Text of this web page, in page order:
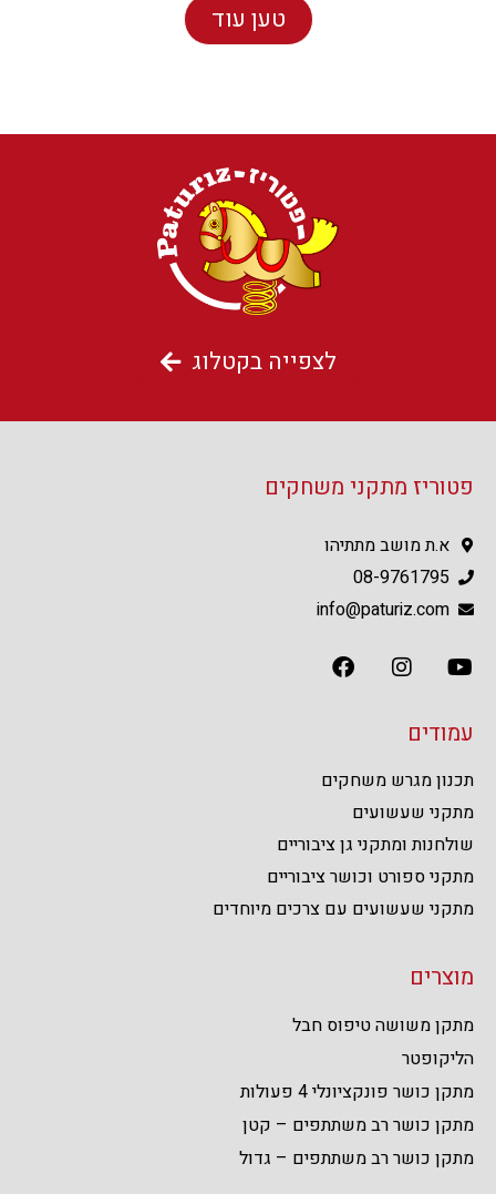
טען עוד
לצפייה בקטלוג
פטוריז מתקני משחקים
א.ת מושב מתתיהו
08-9761795
info@paturiz.com
עמודים
תכנון מגרש משחקים
מתקני שעשועים
שולחנות ומתקני גן ציבוריים
מתקני ספורט וכושר ציבוריים
מתקני שעשועים עם צרכים מיוחדים
מוצרים
מתקן משושה טיפוס חבל
הליקופטר
מתקן כושר פונקציונלי 4 פעולות
מתקן כושר רב משתתפים – קטן
מתקן כושר רב משתתפים – גדול